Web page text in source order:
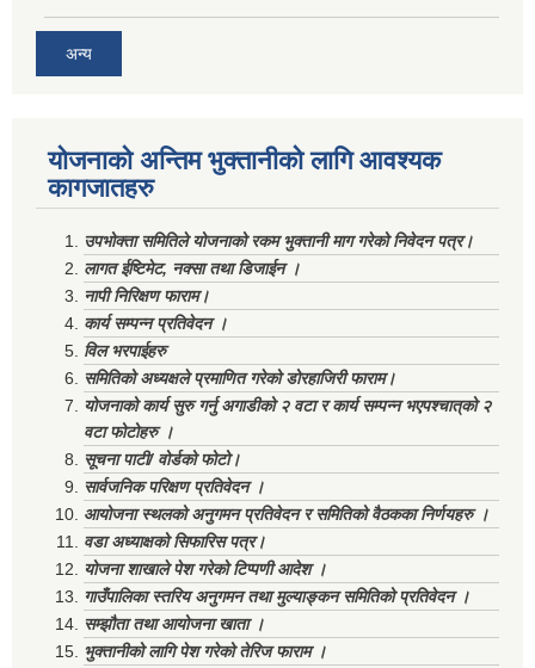
अन्य
योजनाको अन्तिम भुक्तानीको लागि आवश्यक
कागजातहरु
उपभोक्ता समितिले योजनाको रकम भुक्तानी माग गरेको निवेदन पत्र।
लागत ईष्टिमेट, नक्सा तथा डिजाईन ।
नापी निरिक्षण फाराम।
कार्य सम्पन्न प्रतिवेदन ।
विल भरपाईहरु
समितिको अध्यक्षले प्रमाणित गरेको डोरहाजिरी फाराम।
योजनाको कार्य सुरु गर्नु अगाडीको २ वटा र कार्य सम्पन्न भएपश्चात्‌को २
वटा फोटोहरु ।
सूचना पाटी/ वोर्डको फोटो।
सार्वजनिक परिक्षण प्रतिवेदन ।
आयोजना स्थलको अनुगमन प्रतिवेदन र समितिको वैठकका निर्णयहरु ।
वडा अध्याक्षको सिफारिस पत्र।
योजना शाखाले पेश गरेको टिप्पणी आदेश ।
गाउँपालिका स्तरिय अनुगमन तथा मुल्याङ्कन समितिको प्रतिवेदन ।
सम्झौता तथा आयोजना खाता ।
भुक्तानीको लागि पेश गरेको तेरिज फाराम ।